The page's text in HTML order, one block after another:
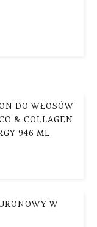
DO WŁOSÓW
& COLLAGEN
946 ML
W